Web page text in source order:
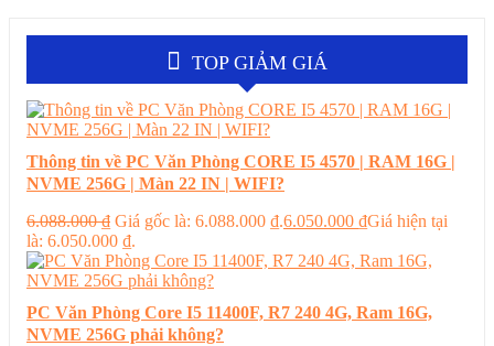
TOP GIẢM GIÁ
Thông tin về PC Văn Phòng CORE I5 4570 | RAM 16G |
NVME 256G | Màn 22 IN | WIFI?
6.088.000₫ Giá gốc là: 6.088.000 ₫.6.050.000 ₫Giá hiện tại
là: 6.050.000 ₫.
PC Văn Phòng Core I5 11400F, R7 240 4G, Ram 16G,
NVME 256G phải không?